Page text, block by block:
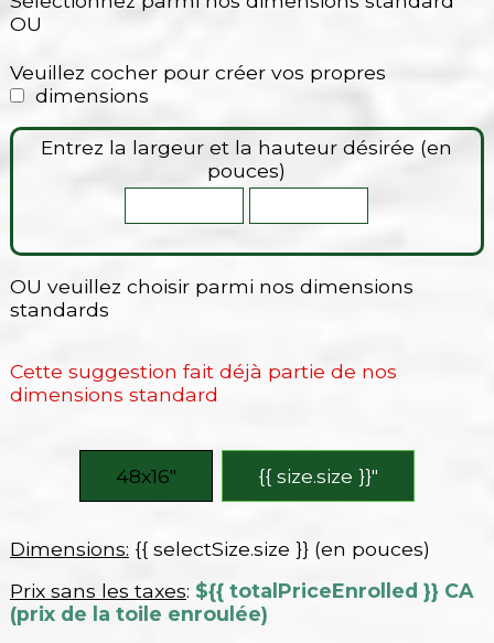
OU
Veuillez cocher pour créer vos propres
dimensions
Entrez la largeur et la hauteur désirée (en
pouces)
OU veuillez choisir parmi nos dimensions
standards
Cette suggestion fait déjà partie de nos
dimensions standard
48x16″ {{ size.size }}″
Dimensions: {{ selectSize.size }} (en pouces)
Prix sans les taxes: ${{ totalPriceEnrolled }} CA
(prix de la toile enroulée)